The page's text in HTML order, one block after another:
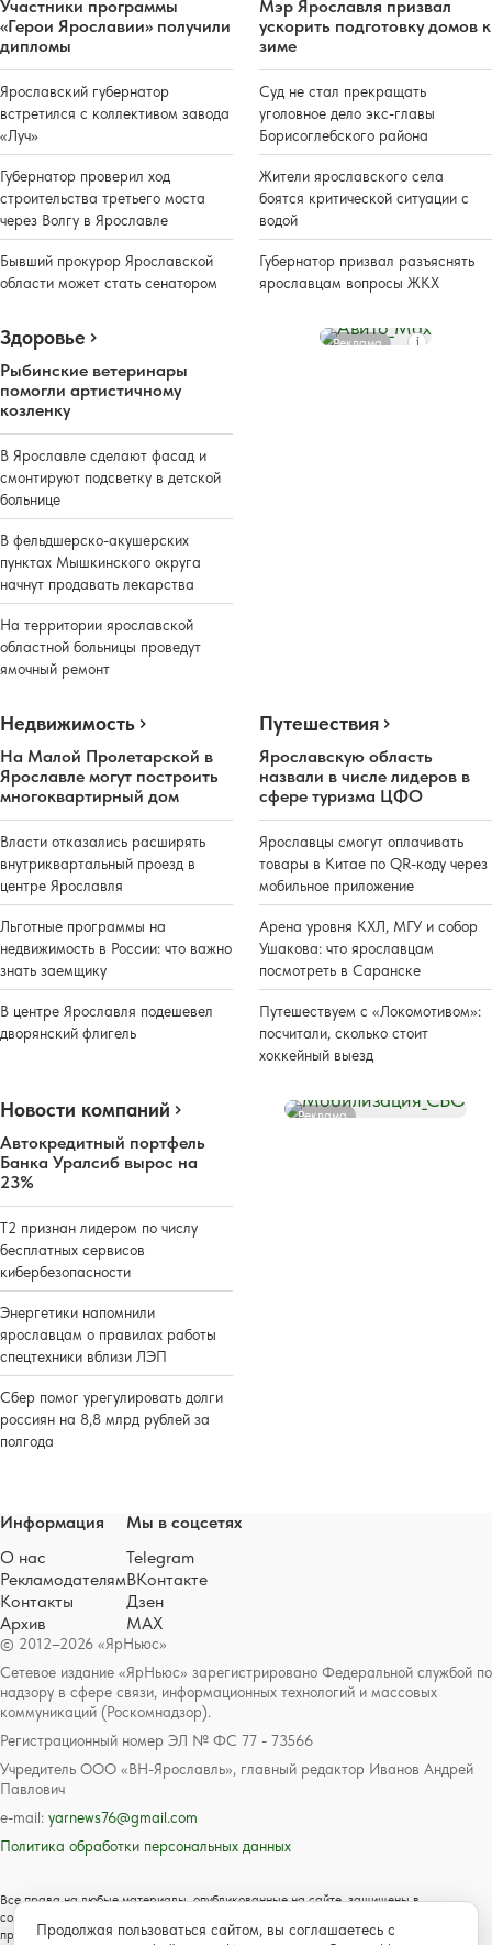
Участники программы
«Герои Ярославии» получили
дипломы
Ярославский губернатор
встретился с коллективом завода
«Луч»
Губернатор проверил ход
строительства третьего моста
через Волгу в Ярославле
Бывший прокурор Ярославской
области может стать сенатором
Мэр Ярославля призвал
ускорить подготовку домов к
зиме
Суд не стал прекращать
уголовное дело экс-главы
Борисоглебского района
Жители ярославского села
боятся критической ситуации с
водой
Губернатор призвал разъяснять
ярославцам вопросы ЖКХ
Здоровье
Рыбинские ветеринары
помогли артистичному
козленку
В Ярославле сделают фасад и
смонтируют подсветку в детской
больнице
В фельдшерско-акушерских
пунктах Мышкинского округа
начнут продавать лекарства
На территории ярославской
областной больницы проведут
ямочный ремонт
Реклама
Недвижимость
На Малой Пролетарской в
Ярославле могут построить
многоквартирный дом
Власти отказались расширять
внутриквартальный проезд в
центре Ярославля
Льготные программы на
недвижимость в России: что важно
знать заемщику
В центре Ярославля подешевел
дворянский флигель
Путешествия
Ярославскую область
назвали в числе лидеров в
сфере туризма ЦФО
Ярославцы смогут оплачивать
товары в Китае по QR-коду через
мобильное приложение
Арена уровня КХЛ, МГУ и собор
Ушакова: что ярославцам
посмотреть в Саранске
Путешествуем с «Локомотивом»:
посчитали, сколько стоит
хоккейный выезд
Новости компаний
Автокредитный портфель
Банка Уралсиб вырос на
23%
Т2 признан лидером по числу
бесплатных сервисов
кибербезопасности
Энергетики напомнили
ярославцам о правилах работы
спецтехники вблизи ЛЭП
Сбер помог урегулировать долги
россиян на 8,8 млрд рублей за
полгода
Реклама
© 2012–2026 «ЯрНьюс»
Сетевое издание «ЯрНьюс» зарегистрировано Федеральной службой по
надзору в сфере связи, информационных технологий и массовых
коммуникаций (Роскомнадзор).
Регистрационный номер ЭЛ № ФС 77 - 73566
Учредитель ООО «ВН-Ярославль», главный редактор Иванов Андрей
Павлович
e-mail: yarnews76@gmail.com
Политика обработки персональных данных
Все права на любые материалы, опубликованные на сайте, защищены в
соответствии с российским и международным законодательством об авторском
праве и смежных правах. Любое использование текстовых, фото, аудио и
Информация
О нас
Рекламодателям
Контакты
Архив
Мы в соцсетях
Telegram
ВКонтакте
Дзен
MAX
Продолжая пользоваться сайтом, вы соглашаетесь с